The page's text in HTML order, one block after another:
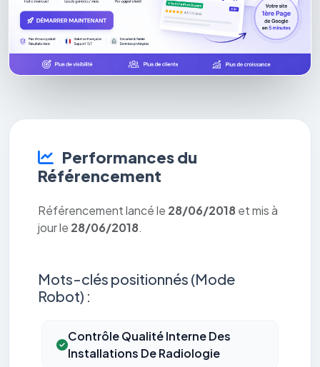
Performances du
Référencement
Référencement lancé le 28/06/2018 et mis à
jour le 28/06/2018.
Mots-clés positionnés (Mode
Robot) :
Contrôle Qualité Interne Des
Installations De Radiologie